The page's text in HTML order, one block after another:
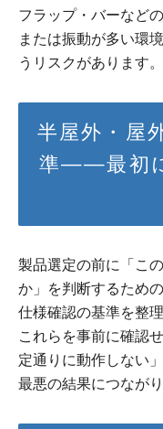
フラップ・バーなど
または振動が多い環
うリスクがあります。
半屋外・屋
準——最初
製品選定の前に「こ
か」を判断するための
仕様確認の基準を整理
これらを事前に確認
定通りに動作しない
最悪の結果につながり